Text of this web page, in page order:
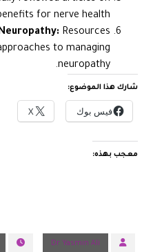
for nerve health.
Resources
to managing
neuropathy.
شارك هذا الموضوع:
فيس بوك X
معجب بهذه:
Dr Yasmin Ali